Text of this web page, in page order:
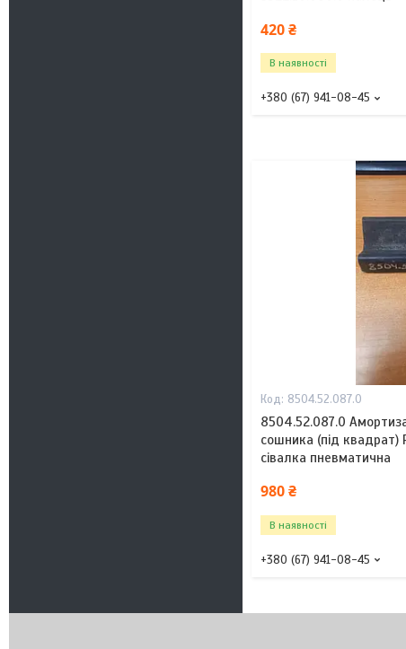
420 ₴
В наявності
+380 (67) 941-08-45
8504.52.087.0
8504.52.087.0
сошника (під квадрат)
сівалка пневматична
980 ₴
В наявності
+380 (67) 941-08-45